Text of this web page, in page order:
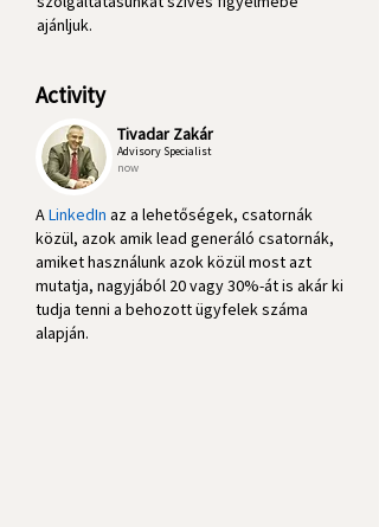
ajánljuk.
Activity
Tivadar Zakár
Advisory Specialist
now
ALinkedIn az a lehetőségek, csatornák
közül, azok amik lead generáló csatornák,
amiket használunk azok közül most azt
mutatja, nagyjából 20 vagy 30%-át is akár ki
tudja tenni a behozott ügyfelek száma
alapján.